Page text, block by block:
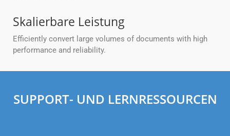
Skalierbare Leistung
Efficiently convert large volumes of documents with high
performance and reliability.
SUPPORT- UND LERNRESSOURCEN